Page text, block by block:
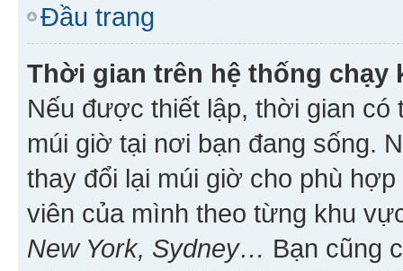
Đầu trang
Thời gian trên hệ thống chạy
Nếu được thiết lập, thời gian
múi giờ tại nơi bạn đang sống.
thay đổi lại múi giờ cho phù
viên của mình theo từng khu
New York, Sydney… Bạn cũng